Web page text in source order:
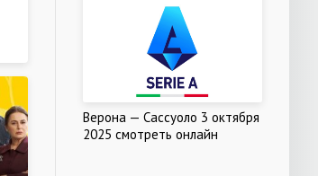
Верона — Сассуоло 3 октября
2025 смотреть онлайн